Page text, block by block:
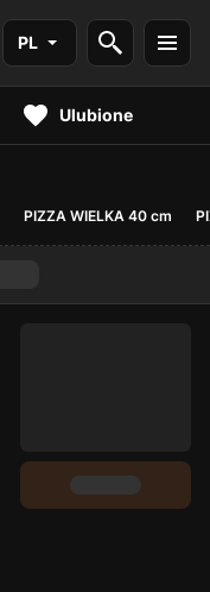
PL
Ulubione
PIZZA WIELKA 40 cm